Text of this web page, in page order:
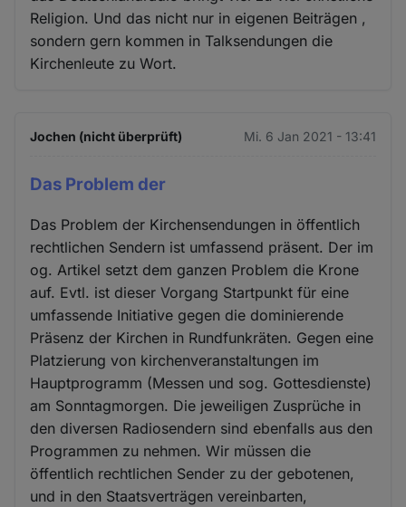
Religion. Und das nicht nur in eigenen Beiträgen ,
sondern gern kommen in Talksendungen die
Kirchenleute zu Wort.
Jochen (nicht überprüft) Mi. 6 Jan 2021 - 13:41
Das Problem der
Das Problem der Kirchensendungen in öffentlich
rechtlichen Sendern ist umfassend präsent. Der im
og. Artikel setzt dem ganzen Problem die Krone
auf. Evtl. ist dieser Vorgang Startpunkt für eine
umfassende Initiative gegen die dominierende
Präsenz der Kirchen in Rundfunkräten. Gegen eine
Platzierung von kirchenveranstaltungen im
Hauptprogramm (Messen und sog. Gottesdienste)
am Sonntagmorgen. Die jeweiligen Zusprüche in
den diversen Radiosendern sind ebenfalls aus den
Programmen zu nehmen. Wir müssen die
öffentlich rechtlichen Sender zu der gebotenen,
und in den Staatsverträgen vereinbarten,